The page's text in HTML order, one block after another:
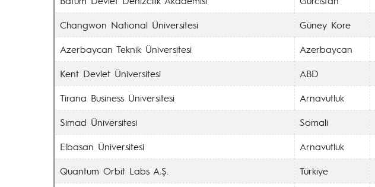
Changwon National Üniversitesi
Güney Kore
Azerbaycan Teknik Üniversitesi
Azerbaycan
Kent Devlet Üniversitesi
ABD
Tirana Business Üniversitesi
Arnavutluk
Simad Üniversitesi
Somali
Elbasan Üniversitesi
Arnavutluk
Quantum Orbit Labs A.Ş.
Türkiye